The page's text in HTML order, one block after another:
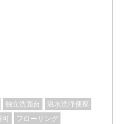
独立洗面台
温水洗浄便座
可
フローリング